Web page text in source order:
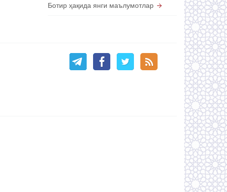
Ботир ҳақида янги маълумотлар